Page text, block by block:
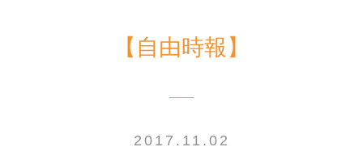
【自由時報】
2017.11.02